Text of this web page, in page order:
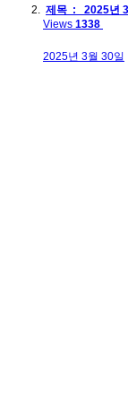
제목 : 2025년
Views 1338
2025년 3월 30일